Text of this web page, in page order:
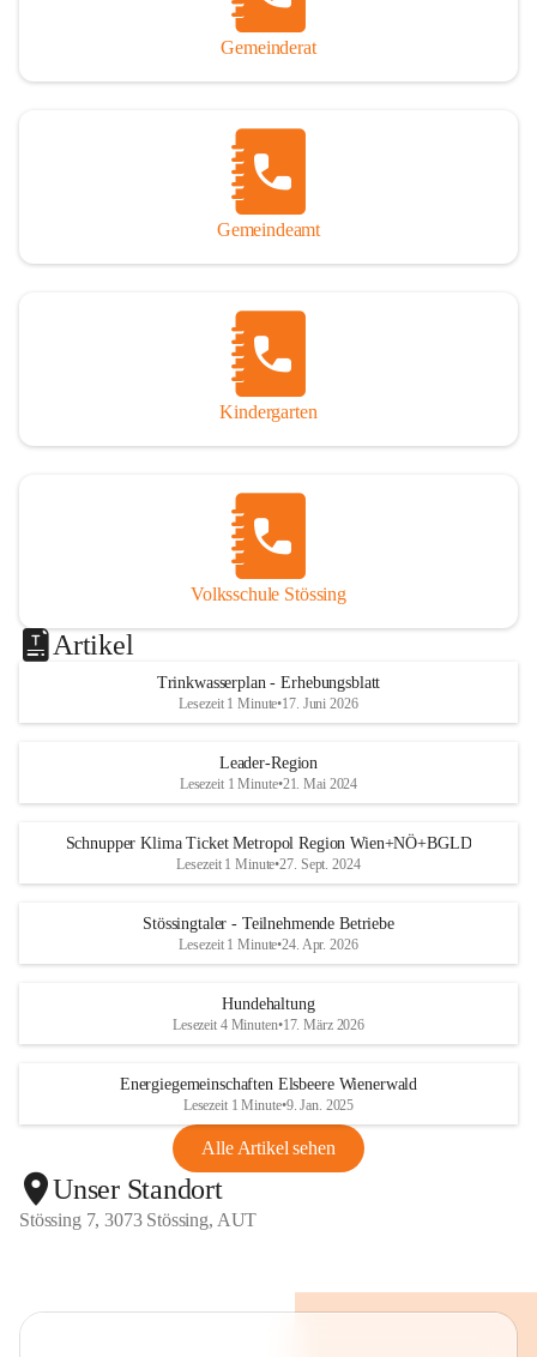
Gemeinderat
Gemeindeamt
Kindergarten
Volksschule Stössing
Artikel
Trinkwasserplan - Erhebungsblatt
Lesezeit 1 Minute•17. Juni 2026
Leader-Region
Lesezeit 1 Minute•21. Mai 2024
Schnupper Klima Ticket Metropol Region Wien+NÖ+BGLD
Lesezeit 1 Minute•27. Sept. 2024
Stössingtaler - Teilnehmende Betriebe
Lesezeit 1 Minute•24. Apr. 2026
Hundehaltung
Lesezeit 4 Minuten•17. März 2026
Energiegemeinschaften Elsbeere Wienerwald
Lesezeit 1 Minute•9. Jan. 2025
Alle Artikel sehen
Unser Standort
Stössing 7, 3073 Stössing, AUT